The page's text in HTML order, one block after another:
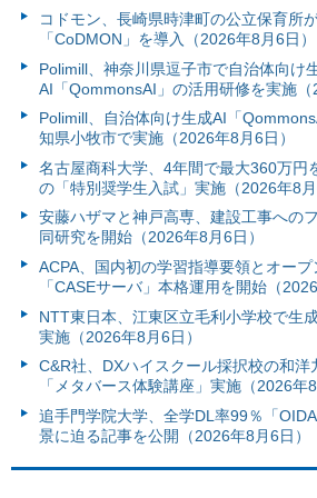
コドモン、長崎県時津町の公立保育所
「CoDMON」を導入（2026年8月6日）
Polimill、神奈川県逗子市で自治体向け
AI「QommonsAI」の活用研修を実施（
Polimill、自治体向け生成AI「
知県小牧市で実施（2026年8月6日）
名古屋商科大学、4年間で最大360万円
の「特別奨学生入試」実施（2026年8月
安藤ハザマと神戸高専、建設工事への
同研究を開始（2026年8月6日）
ACPA、国内初の学習指導要領とオー
「CASEサーバ」本格運用を開始（
NTT東日本、江東区立毛利小学校で生
実施（2026年8月6日）
C&R社、DXハイスクール採択校の和洋
「メタバース体験講座」実施（2026年8
追手門学院大学、全学DL率99％「
景に迫る記事を公開（2026年8月6日）